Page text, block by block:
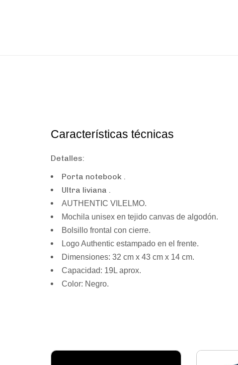
Características técnicas
Detalles:
Porta notebook .
Ultra liviana .
AUTHENTIC VILELMO.
Mochila unisex en tejido canvas de algodón.
Bolsillo frontal con cierre.
Logo Authentic estampado en el frente.
Dimensiones: 32 cm x 43 cm x 14 cm.
Capacidad: 19L aprox.
Color: Negro.